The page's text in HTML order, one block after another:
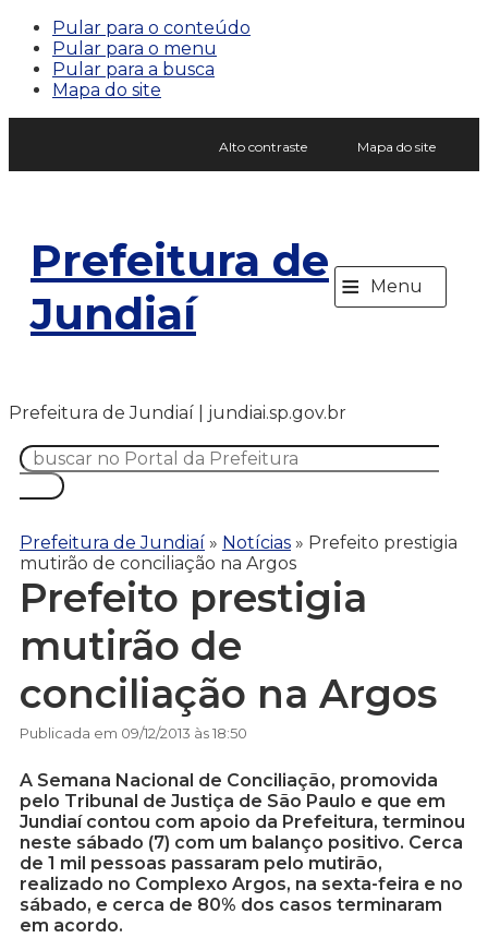
Pular para o conteúdo
Pular para o menu
Pular para a busca
Mapa do site
Alto contraste Mapa do site
Prefeitura de
Jundiaí
≡ Menu
Prefeitura de Jundiaí | jundiai.sp.gov.br
Prefeitura de Jundiaí » Notícias » Prefeito prestigia
mutirão de conciliação na Argos
Prefeito prestigia
mutirão de
conciliação na Argos
Publicada em 09/12/2013 às 18:50
A Semana Nacional de Conciliação, promovida
pelo Tribunal de Justiça de São Paulo e que em
Jundiaí contou com apoio da Prefeitura, terminou
neste sábado (7) com um balanço positivo. Cerca
de 1 mil pessoas passaram pelo mutirão,
realizado no Complexo Argos, na sexta-feira e no
sábado, e cerca de 80% dos casos terminaram
em acordo.